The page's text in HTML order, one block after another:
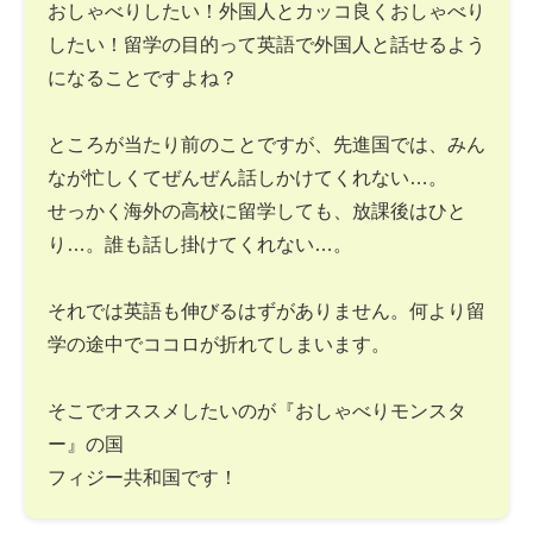
おしゃべりしたい！外国人とカッコ良くおしゃべり
したい！留学の目的って英語で外国人と話せるよう
になることですよね？
ところが当たり前のことですが、先進国では、みん
なが忙しくてぜんぜん話しかけてくれない…。
せっかく海外の高校に留学しても、放課後はひと
り…。誰も話し掛けてくれない…。
それでは英語も伸びるはずがありません。何より留
学の途中でココロが折れてしまいます。
そこでオススメしたいのが『おしゃべりモンスタ
ー』の国
フィジー共和国です！